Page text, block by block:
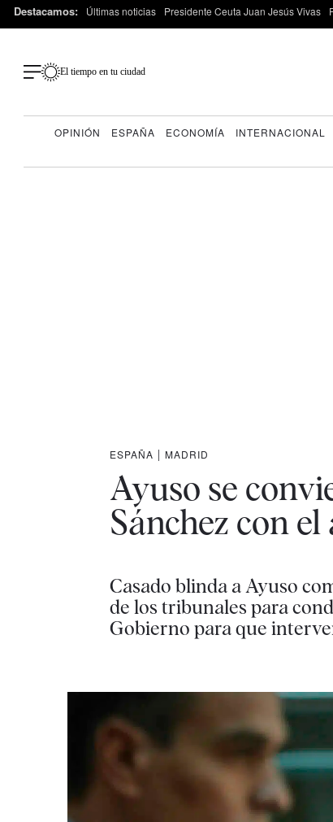
Destacamos: Últimas noticias Presidente Ceuta Juan Jesús Vivas
El tiempo en tu ciudad
OPINIÓN ESPAÑA ECONOMÍA INTERNACIONAL
ESPAÑA | MADRID
Ayuso se
Sánchez con
Casado blinda a Ayuso
de los tribunales para
Gobierno para que